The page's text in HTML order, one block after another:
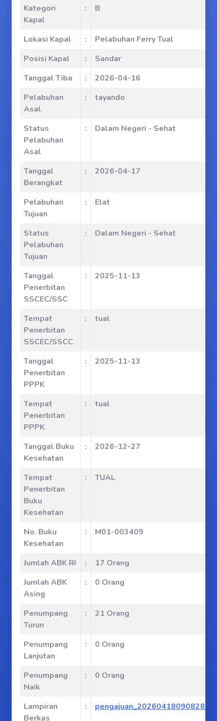
Kategori
Kapal
: B
Lokasi Kapal :
Pelabuhan Ferry Tual
Posisi Kapal
:
Sandar
Tanggal Tiba
:
2026-04-16
Pelabuhan
Asal
: tayando
Status
Pelabuhan
Asal
: Dalam Negeri - Sehat
Tanggal
Berangkat
: 2026-04-17
Pelabuhan
Tujuan
: Elat
Status
Pelabuhan
Tujuan
: Dalam Negeri - Sehat
Tanggal
Penerbitan
SSCEC/SSC
: 2025-11-13
Tempat
Penerbitan
SSCEC/SSCC
: tual
Tanggal
Penerbitan
PPPK
: 2025-11-13
Tempat
Penerbitan
PPPK
: tual
Tanggal Buku
Kesehatan
: 2026-12-27
Tempat
Penerbitan
Buku
Kesehatan
: TUAL
No. Buku
Kesehatan
: M01-003409
Jumlah ABK RI :
17 Orang
Jumlah ABK
Asing
: 0 Orang
Penumpang
Turun
: 21 Orang
Penumpang
Lanjutan
: 0 Orang
Penumpang
Naik
: 0 Orang
Lampiran
Berkas
: